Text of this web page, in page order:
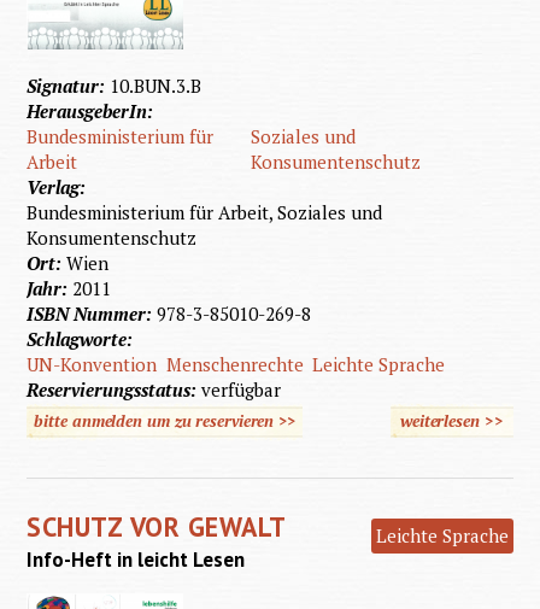
Signatur: 10.BUN.3.B
HerausgeberIn:
Bundesministerium für
Arbeit
Soziales und
Konsumentenschutz
Verlag:
Bundesministerium für Arbeit, Soziales und
Konsumentenschutz
Ort:Wien
Jahr: 2011
ISBN Nummer:978-3-85010-269-8
Schlagworte:
UN-Konvention Menschenrechte Leichte Sprache
Reservierungsstatus:verfügbar
bitte anmelden um zu reservieren >> weiterlesen über
>>
SCHUTZ VOR GEWALT Leichte Sprache
Info-Heft in leicht Lesen